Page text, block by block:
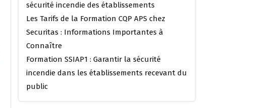
sécurité incendie des établissements
Les Tarifs de la Formation CQP APS chez
Securitas : Informations Importantes à
Connaître
Formation SSIAP1 : Garantir la sécurité
incendie dans les établissements recevant du
public